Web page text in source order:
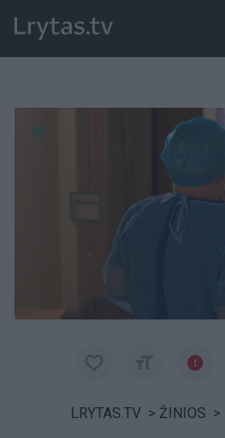
LRYTAS.TV > ŽINIOS >